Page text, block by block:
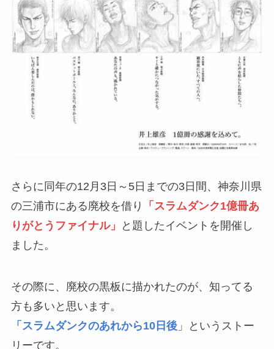
さらに同年の12月3日～5日までの3日間、神奈川県
の三浦市にある廃校を借り
「スラムダンク1億冊あ
りがとうファイナル」
と題したイベントを開催し
ました。
その際に、廃校の黒板に描かれたのが、知ってる
方も多いと思います。
「スラムダンクのあれから10日後」というストー
リーです。